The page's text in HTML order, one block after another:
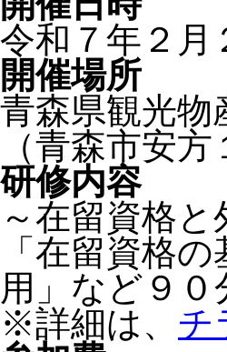
令和７年２月
開催場所
青森県観光物
（青森市安
研修内容
～在留資格
「在留資格
用」など９０
※詳細は、 チ